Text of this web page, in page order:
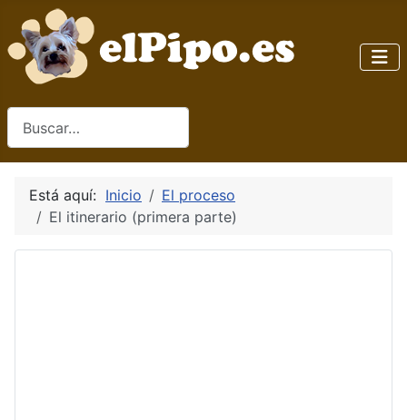
Está aquí: Inicio
El proceso
El itinerario (primera parte)